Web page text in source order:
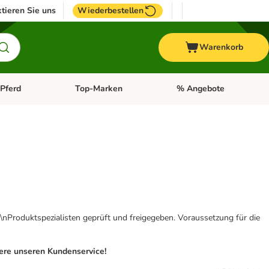
Sie uns Wiederbestellen
Warenkorb
Fisch Menü öffnen: Vogel
Pferd Kategorie-Menü öffnen: Pferd
Top-Marken Kategorie-Menü öffnen:
% Angebote
geprüft und freigegeben. Voraussetzung für die
unseren Kundenservice!